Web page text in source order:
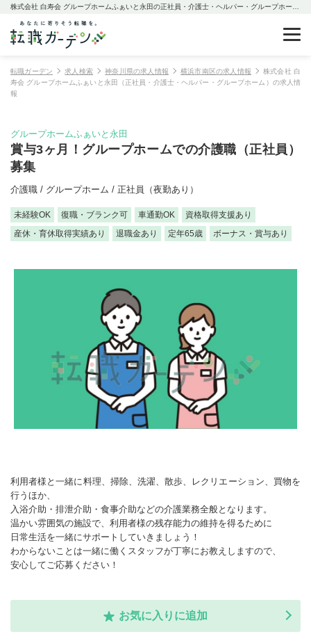
転職ガーデン 求人検索 神奈川県の求人情報 横浜市南区の求人情報
株式会社 白
寿会 グループホームふぁいと永田（正社員・介護士・ヘルパー・グループホーム）の求人情
報
グループホームふぁいと永田
賞与3ヶ月！グループホームでの介護職（正社員）
募集
介護職 / グループホーム / 正社員（夜勤あり）
未経験OK 復職・ブランク可 車通勤OK
資格取得支援あり
産休・育休取得実績あり
退職金あり 定年65歳 ボーナス・賞与あり
利用者様と一緒に料理、掃除、洗濯、散歩、レクリエーション、買物を
行うほか、
入浴介助・排泄介助・食事介助などの介護業務全般となります。
温かい雰囲気の施設で、利用者様の残存能力の維持を得るために
日常生活を一緒にサポートしていきましょう！
わからないことは一緒に働くスタッフが丁寧にお教えしますので、
安心してご応募ください！
お気に入りに追加